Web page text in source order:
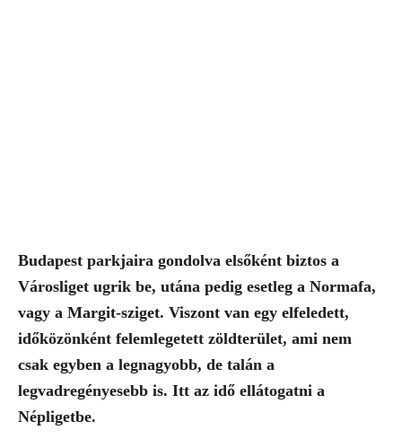
Budapest parkjaira gondolva elsőként biztos a
Városliget ugrik be, utána pedig esetleg a Normafa,
vagy a Margit-sziget. Viszont van egy elfeledett,
időközönként felemlegetett zöldterület, ami nem
csak egyben a legnagyobb, de talán a
legvadregényesebb is. Itt az idő ellátogatni a
Népligetbe.